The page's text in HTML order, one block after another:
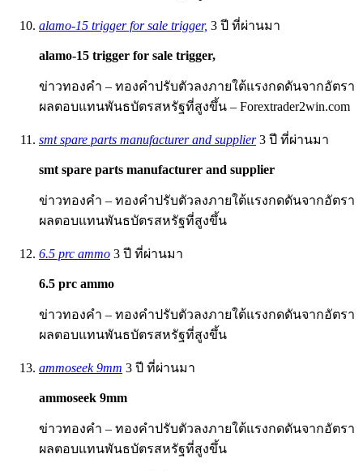
alamo-15 trigger for sale trigger, 3 ปี ที่ผ่านมา
alamo-15 trigger for sale trigger,
ข่าวทองคำ – ทองคำปรับตัวลงภายใต้แรงกดดันจากอัตรา
ผลตอบแทนพันธบัตรสหรัฐที่สูงขึ้น – Forextrader2win.com
smt spare parts manufacturer and supplier 3 ปี ที่ผ่านมา
smt spare parts manufacturer and supplier
ข่าวทองคำ – ทองคำปรับตัวลงภายใต้แรงกดดันจากอัตรา
ผลตอบแทนพันธบัตรสหรัฐที่สูงขึ้น
6.5 prc ammo 3 ปี ที่ผ่านมา
6.5 prc ammo
ข่าวทองคำ – ทองคำปรับตัวลงภายใต้แรงกดดันจากอัตรา
ผลตอบแทนพันธบัตรสหรัฐที่สูงขึ้น
ammoseek 9mm 3 ปี ที่ผ่านมา
ammoseek 9mm
ข่าวทองคำ – ทองคำปรับตัวลงภายใต้แรงกดดันจากอัตรา
ผลตอบแทนพันธบัตรสหรัฐที่สูงขึ้น